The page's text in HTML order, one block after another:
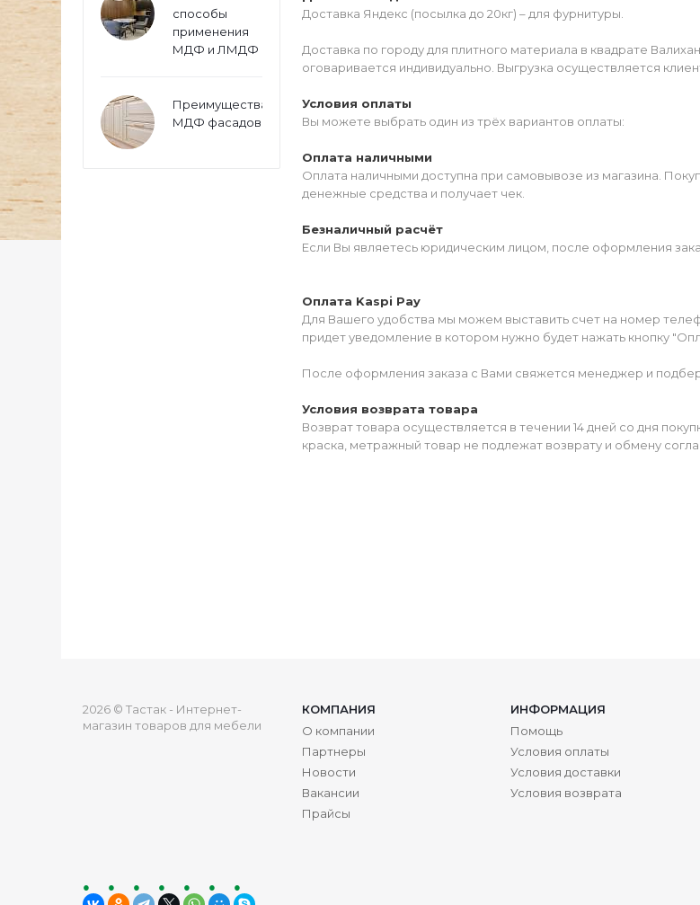
способы
применения
МДФ и ЛМДФ
Преимущества
МДФ фасадов
Доставка Яндекс (посылка до 20кг) – для фурнитуры.
Доставка по городу для плитного материала в квадрате
оговаривается индивидуально. Выгрузка осуществляется
Условия оплаты
Вы можете выбрать один из трёх вариантов оплаты:
Оплата наличными
Оплата наличными доступна при самовывозе из магазина.
денежные средства и получает чек.
Безналичный расчёт
Если Вы являетесь юридическим лицом, после оформления
Оплата Kaspi Pay
Для Вашего удобства мы можем выставить счет на номер
придет уведомление в котором нужно будет нажать кнопку
После оформления заказа с Вами свяжется менеджер и
Условия возврата товара
Возврат товара осуществляется в течении 14 дней со дня
краска, метражный товар не подлежат возврату и обмену
2026 © Тастак - Интернет-
магазин товаров для мебели
КОМПАНИЯ ИНФОРМАЦИЯ
О компании
Партнеры
Новости
Вакансии
Прайсы
Помощь
Условия оплаты
Условия доставки
Условия возврата